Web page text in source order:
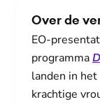
Over de
EO-
programma
landen in
krachtige